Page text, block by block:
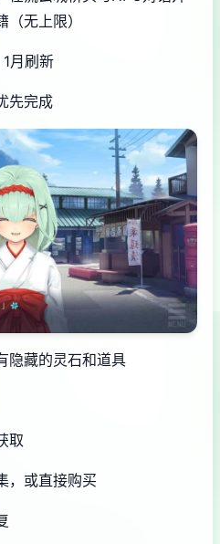
无上限）
月刷新
先完成
隐藏的灵石和道具
取
，或直接购买